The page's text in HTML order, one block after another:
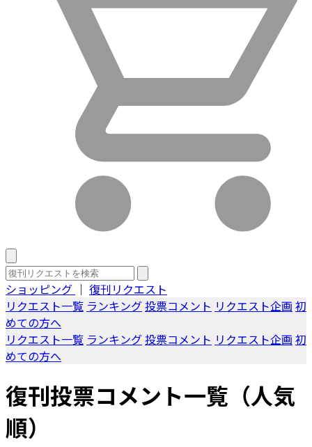
ショッピング ｜ 復刊リクエスト
リクエスト一覧 ランキング投票コメント リクエスト企画 初
めての方へ
リクエスト一覧 ランキング投票コメント リクエスト企画 初
めての方へ
復刊投票コメント一覧（人気
順）